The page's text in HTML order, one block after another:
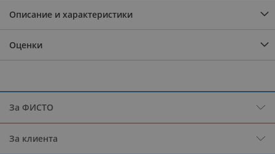
Описание и характеристики
Оценки
За ФИСТО
За клиента